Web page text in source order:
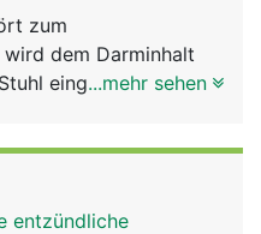
zum
dem Darminhalt
eingedickt, der mit
...mehr sehen
entzündliche